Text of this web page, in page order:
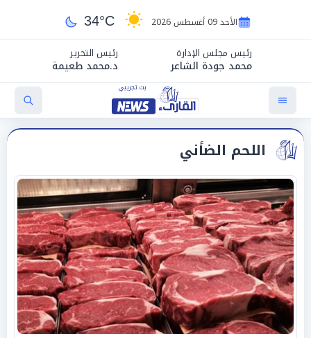
الأحد 09 أغسطس 2026 34°C
رئيس مجلس الإدارة
محمد جودة الشاعر
رئيس التحرير
د.محمد طعيمة
اللحم الضأني